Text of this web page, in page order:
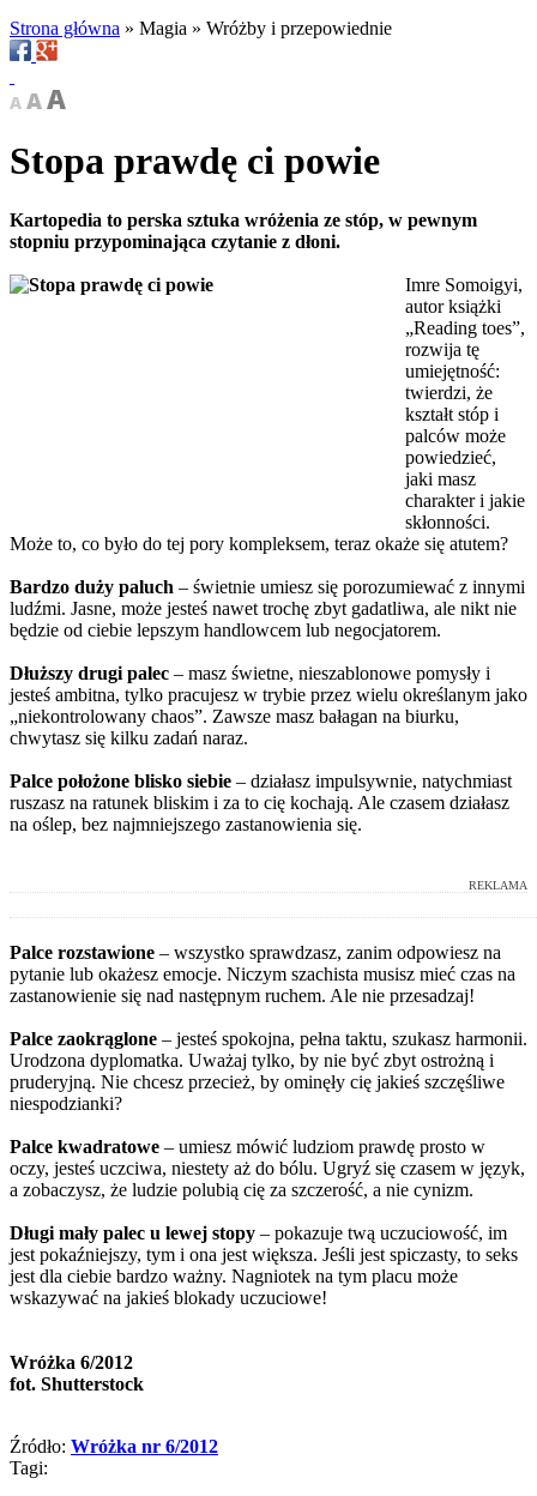
Strona główna » Magia » Wróżby i przepowiednie
Stopa prawdę ci powie
Kartopedia to perska sztuka wróżenia ze stóp, w pewnym
stopniu przypominająca czytanie z dłoni.
Imre Somoigyi,
autor książki
„Reading toes”,
rozwija tę
umiejętność:
twierdzi, że
kształt stóp i
palców może
powiedzieć,
jaki masz
charakter i jakie
skłonności.
Może to, co było do tej pory kompleksem, teraz okaże się atutem?
Bardzo duży paluch – świetnie umiesz się porozumiewać z innymi
ludźmi. Jasne, może jesteś nawet trochę zbyt gadatliwa, ale nikt nie
będzie od ciebie lepszym handlowcem lub negocjatorem.
Dłuższy drugi palec – masz świetne, nieszablonowe pomysły i
jesteś ambitna, tylko pracujesz w trybie przez wielu określanym jako
„niekontrolowany chaos”. Zawsze masz bałagan na biurku,
chwytasz się kilku zadań naraz.
Palce położone blisko siebie – działasz impulsywnie, natychmiast
ruszasz na ratunek bliskim i za to cię kochają. Ale czasem działasz
na oślep, bez najmniejszego zastanowienia się.
REKLAMA
Palce rozstawione – wszystko sprawdzasz, zanim odpowiesz na
pytanie lub okażesz emocje. Niczym szachista musisz mieć czas na
zastanowienie się nad następnym ruchem. Ale nie przesadzaj!
Palce zaokrąglone – jesteś spokojna, pełna taktu, szukasz harmonii.
Urodzona dyplomatka. Uważaj tylko, by nie być zbyt ostrożną i
pruderyjną. Nie chcesz przecież, by ominęły cię jakieś szczęśliwe
niespodzianki?
Palce kwadratowe – umiesz mówić ludziom prawdę prosto w
oczy, jesteś uczciwa, niestety aż do bólu. Ugryź się czasem w język,
a zobaczysz, że ludzie polubią cię za szczerość, a nie cynizm.
Długi mały palec u lewej stopy – pokazuje twą uczuciowość, im
jest pokaźniejszy, tym i ona jest większa. Jeśli jest spiczasty, to seks
jest dla ciebie bardzo ważny. Nagniotek na tym placu może
wskazywać na jakieś blokady uczuciowe!
Wróżka 6/2012
fot. Shutterstock
Źródło: Wróżka nr 6/2012
Tagi: